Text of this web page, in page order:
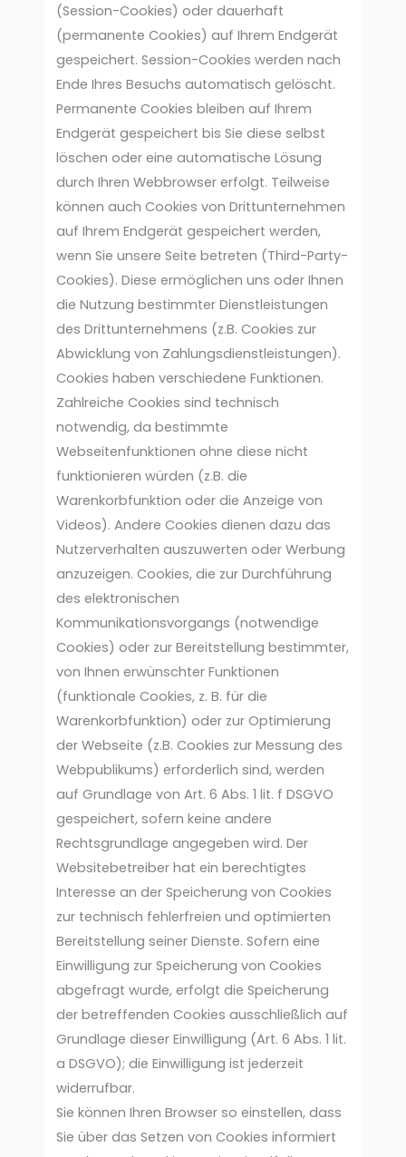
(Session-Cookies) oder dauerhaft
(permanente Cookies) auf Ihrem Endgerät
gespeichert. Session-Cookies werden nach
Ende Ihres Besuchs automatisch gelöscht.
Permanente Cookies bleiben auf Ihrem
Endgerät gespeichert bis Sie diese selbst
löschen oder eine automatische Lösung
durch Ihren Webbrowser erfolgt. Teilweise
können auch Cookies von Drittunternehmen
auf Ihrem Endgerät gespeichert werden,
wenn Sie unsere Seite betreten (Third-Party-
Cookies). Diese ermöglichen uns oder Ihnen
die Nutzung bestimmter Dienstleistungen
des Drittunternehmens (z.B. Cookies zur
Abwicklung von Zahlungsdienstleistungen).
Cookies haben verschiedene Funktionen.
Zahlreiche Cookies sind technisch
notwendig, da bestimmte
Webseitenfunktionen ohne diese nicht
funktionieren würden (z.B. die
Warenkorbfunktion oder die Anzeige von
Videos). Andere Cookies dienen dazu das
Nutzerverhalten auszuwerten oder Werbung
anzuzeigen. Cookies, die zur Durchführung
des elektronischen
Kommunikationsvorgangs (notwendige
Cookies) oder zur Bereitstellung bestimmter,
von Ihnen erwünschter Funktionen
(funktionale Cookies, z. B. für die
Warenkorbfunktion) oder zur Optimierung
der Webseite (z.B. Cookies zur Messung des
Webpublikums) erforderlich sind, werden
auf Grundlage von Art. 6 Abs. 1 lit. f DSGVO
gespeichert, sofern keine andere
Rechtsgrundlage angegeben wird. Der
Websitebetreiber hat ein berechtigtes
Interesse an der Speicherung von Cookies
zur technisch fehlerfreien und optimierten
Bereitstellung seiner Dienste. Sofern eine
Einwilligung zur Speicherung von Cookies
abgefragt wurde, erfolgt die Speicherung
der betreffenden Cookies ausschließlich auf
Grundlage dieser Einwilligung (Art. 6 Abs. 1 lit.
a DSGVO); die Einwilligung ist jederzeit
widerrufbar.
Sie können Ihren Browser so einstellen, dass
Sie über das Setzen von Cookies informiert